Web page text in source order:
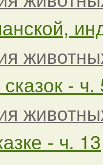
- ч.
- ч. 13